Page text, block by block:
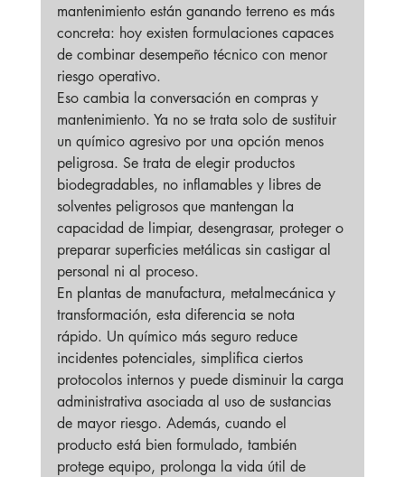
mantenimiento están ganando terreno es más
concreta: hoy existen formulaciones capaces
de combinar desempeño técnico con menor
riesgo operativo.
Eso cambia la conversación en compras y
mantenimiento. Ya no se trata solo de sustituir
un químico agresivo por una opción menos
peligrosa. Se trata de elegir productos
biodegradables, no inflamables y libres de
solventes peligrosos que mantengan la
capacidad de limpiar, desengrasar, proteger o
preparar superficies metálicas sin castigar al
personal ni al proceso.
En plantas de manufactura, metalmecánica y
transformación, esta diferencia se nota
rápido. Un químico más seguro reduce
incidentes potenciales, simplifica ciertos
protocolos internos y puede disminuir la carga
administrativa asociada al uso de sustancias
de mayor riesgo. Además, cuando el
producto está bien formulado, también
protege equipo, prolonga la vida útil de